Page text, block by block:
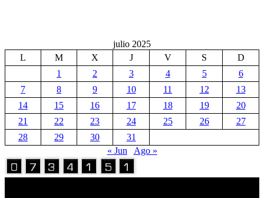
julio 2025
L
M X J V S
D
1
2 3 4 5
6
7
8 9 10 11 12
13
14
15 16 17 18 19
20
21
22 23 24 25 26
27
28
29 30
31
« Jun
Ago »